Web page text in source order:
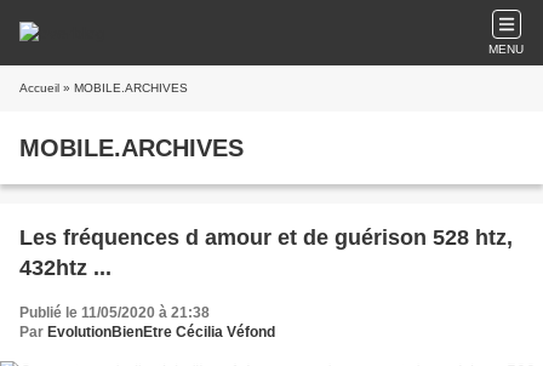
MENU
Accueil » MOBILE.ARCHIVES
MOBILE.ARCHIVES
Les fréquences d amour et de guérison 528 htz,
432htz ...
Publié le 11/05/2020 à 21:38
Par EvolutionBienEtre Cécilia Véfond